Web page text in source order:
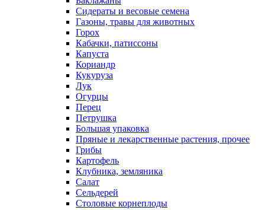
Сидераты и весовые семена
Газоны, травы для животных
Горох
Кабачки, патиссоны
Капуста
Кориандр
Кукуруза
Лук
Огурцы
Перец
Петрушка
Большая упаковка
Пряные и лекарственные растения, прочее
Грибы
Картофель
Клубника, земляника
Салат
Сельдерей
Столовые корнеплоды